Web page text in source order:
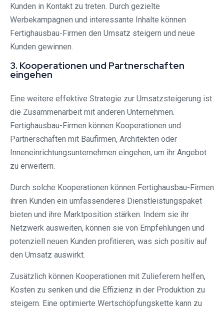
Kunden in Kontakt zu treten. Durch gezielte
Werbekampagnen und interessante Inhalte können
Fertighausbau-Firmen den Umsatz steigern und neue
Kunden gewinnen.
3. Kooperationen und Partnerschaften
eingehen
Eine weitere effektive Strategie zur Umsatzsteigerung ist
die Zusammenarbeit mit anderen Unternehmen.
Fertighausbau-Firmen können Kooperationen und
Partnerschaften mit Baufirmen, Architekten oder
Inneneinrichtungsunternehmen eingehen, um ihr Angebot
zu erweitern.
Durch solche Kooperationen können Fertighausbau-Firmen
ihren Kunden ein umfassenderes Dienstleistungspaket
bieten und ihre Marktposition stärken. Indem sie ihr
Netzwerk ausweiten, können sie von Empfehlungen und
potenziell neuen Kunden profitieren, was sich positiv auf
den Umsatz auswirkt.
Zusätzlich können Kooperationen mit Zulieferern helfen,
Kosten zu senken und die Effizienz in der Produktion zu
steigern. Eine optimierte Wertschöpfungskette kann zu